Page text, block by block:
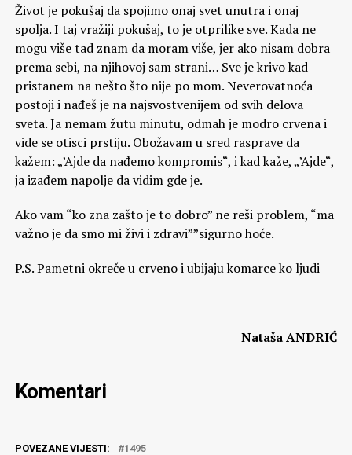
Život je pokušaj da spojimo onaj svet unutra i onaj
spolja. I taj vražiji pokušaj, to je otprilike sve. Kada ne
mogu više tad znam da moram više, jer ako nisam dobra
prema sebi, na njihovoj sam strani… Sve je krivo kad
pristanem na nešto što nije po mom. Neverovatnoća
postoji i nađeš je na najsvostvenijem od svih delova
sveta. Ja nemam žutu minutu, odmah je modro crvena i
vide se otisci prstiju. Obožavam u sred rasprave da
kažem: „’Ajde da nađemo kompromis“, i kad kaže, „’Ajde“,
ja izađem napolje da vidim gde je.
Ako vam “ko zna zašto je to dobro” ne reši problem, “ma
važno je da smo mi živi i zdravi””sigurno hoće.
P.S. Pametni okreče u crveno i ubijaju komarce ko ljudi
Nataša ANDRIĆ
Komentari
POVEZANE VIJESTI: 1495